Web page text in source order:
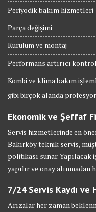
Periyodik bakım hizmetleri
Parça değişimi
Kurulum ve montaj
Performans artırıcı
Kombi ve klima bakım
gibi birçok alanda
Ekonomik ve Şeffaf
Servis hizmetlerinde en
Bakırköy teknik servis,
politikası sunar.
yapılır ve onay
7/24 Servis Kaydı ve
Arızalar her zaman